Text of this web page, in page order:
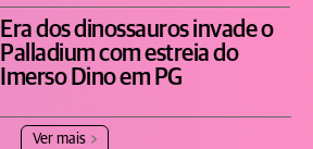
Era dos dinossauros invade o
Palladium com estreia do
Imerso Dino em PG
Ver mais